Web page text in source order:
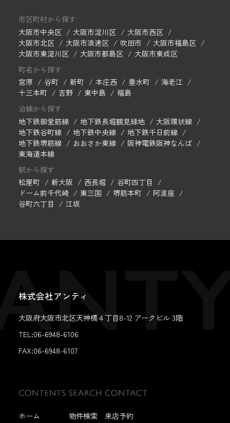
市区町村から探す
大阪市中央区
大阪市淀川区
大阪市西区
大阪市北区
大阪市浪速区 吹田市
大阪市福島区
大阪市東淀川区
大阪市都島区
大阪市東成区
町名から探す
宮原
谷町 新町 本庄西 垂水町
海老江
十三本町
吉野 東中島
福島
沿線から探す
地下鉄御堂筋線
地下鉄長堀鶴見緑地
大阪環状線
地下鉄谷町線
地下鉄中央線
地下鉄千日前線
地下鉄堺筋線
おおさか東線
阪神電鉄阪神なんば
東海道本線
駅から探す
松屋町
新大阪 西長堀
谷町四丁目
ドーム前千代崎
東三国 堺筋本町
阿波座
谷町六丁目
江坂
株式会社アンティ
大阪府大阪市北区天神橋４丁目8-12 アークビル 3階
TEL:06-6948-6106
FAX:06-6948-6107
ホーム
物件検索
来店予約